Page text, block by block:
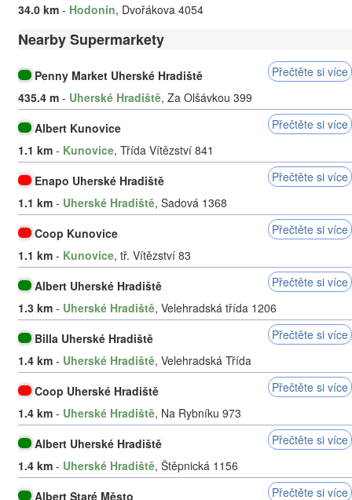
34.0 km - Hodonín, Dvořákova 4054
Nearby Supermarkety
Penny Market Uherské Hradiště
Přečtěte si více
435.4 m - Uherské Hradiště, Za Olšávkou 399
Albert Kunovice
Přečtěte si více
1.1 km - Kunovice, Třída Vítězství 841
Enapo Uherské Hradiště
Přečtěte si více
1.1 km - Uherské Hradiště, Sadová 1368
Coop Kunovice
Přečtěte si více
1.1 km - Kunovice, tř. Vítězství 83
Albert Uherské Hradiště
Přečtěte si více
1.3 km - Uherské Hradiště, Velehradská třída 1206
Billa Uherské Hradiště
Přečtěte si více
1.4 km - Uherské Hradiště, Velehradská Třída
Coop Uherské Hradiště
Přečtěte si více
1.4 km - Uherské Hradiště, Na Rybníku 973
Albert Uherské Hradiště
Přečtěte si více
1.4 km - Uherské Hradiště, Štěpnická 1156
Albert Staré Město
Přečtěte si více